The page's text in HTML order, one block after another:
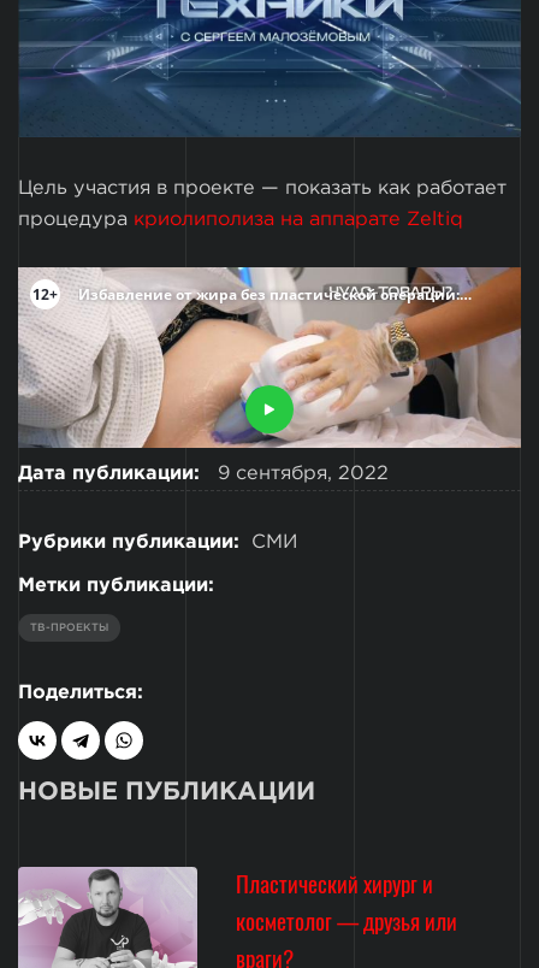
Цель участия в проекте — показать как работает
процедура криолиполиза на аппарате Zeltiq
Дата публикации: 9 сентября, 2022
Рубрики публикации: СМИ
Метки публикации:
ТВ-ПРОЕКТЫ
Поделиться:
НОВЫЕ ПУБЛИКАЦИИ
Пластический хирург и
косметолог — друзья или
враги?